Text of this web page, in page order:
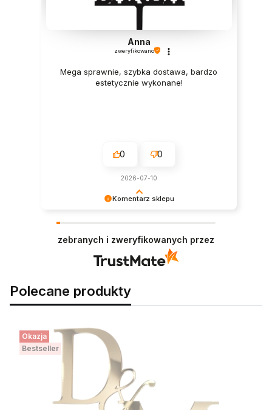
Komentarz sklepu
Anna
zweryfikowano
Mega sprawnie, szybka dostawa, bardzo
estetycznie wykonane!
0 0
2026-07-10
zebranych i zweryfikowanych przez
Polecane produkty
Okazja
Bestseller